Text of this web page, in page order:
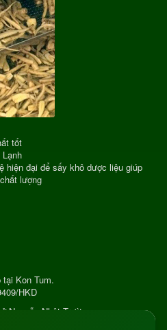
tốt
hiện đại để sấy khô dược liệu giúp
lượng
tại Kon Tum.
HKD
Nguyễn Nhật Trường